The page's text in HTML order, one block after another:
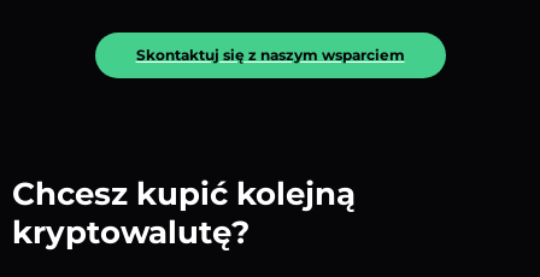
Skontaktuj się z naszym wsparciem
Chcesz kupić kolejną
kryptowalutę?